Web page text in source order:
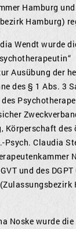
Hamburg
Hamburg)
Wendt wurde
Ausübung der
des § 1 Abs. 3
Körperschaft des
Psych. Claudia
und des
Noske wurde